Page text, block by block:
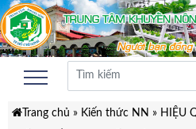
Trang chủ » Kiến thức NN » HIỆU